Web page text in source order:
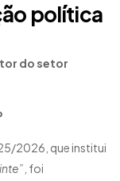
política
do setor
2026, que institui
, foi